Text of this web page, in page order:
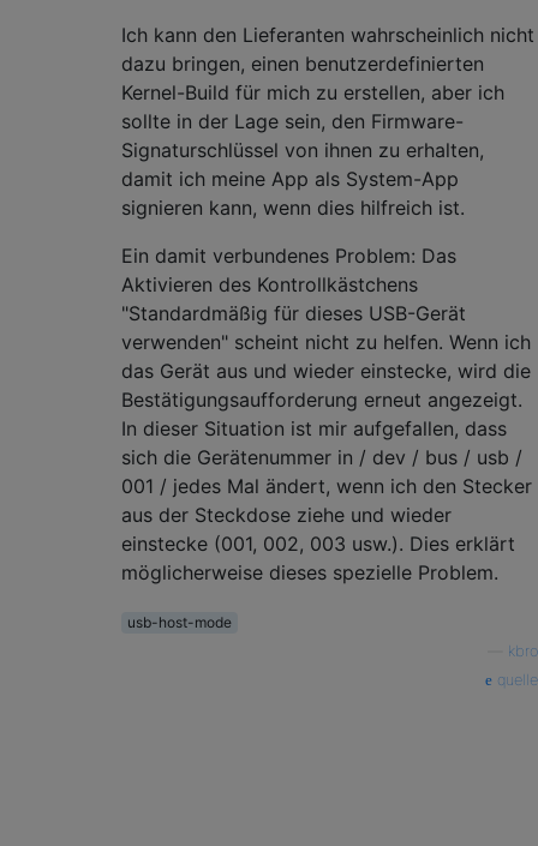
Ich kann den Lieferanten wahrscheinlich nicht
dazu bringen, einen benutzerdefinierten
Kernel-Build für mich zu erstellen, aber ich
sollte in der Lage sein, den Firmware-
Signaturschlüssel von ihnen zu erhalten,
damit ich meine App als System-App
signieren kann, wenn dies hilfreich ist.
Ein damit verbundenes Problem: Das
Aktivieren des Kontrollkästchens
"Standardmäßig für dieses USB-Gerät
verwenden" scheint nicht zu helfen. Wenn ich
das Gerät aus und wieder einstecke, wird die
Bestätigungsaufforderung erneut angezeigt.
In dieser Situation ist mir aufgefallen, dass
sich die Gerätenummer in / dev / bus / usb /
001 / jedes Mal ändert, wenn ich den Stecker
aus der Steckdose ziehe und wieder
einstecke (001, 002, 003 usw.). Dies erklärt
möglicherweise dieses spezielle Problem.
usb-host-mode
kbro
quelle